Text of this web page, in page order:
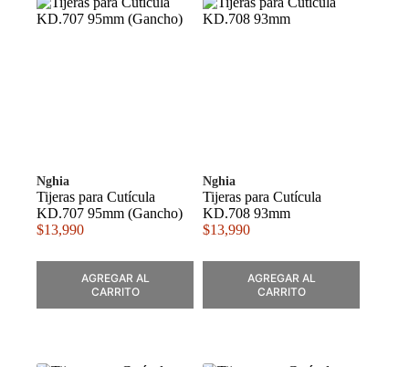
Nghia
Tijeras para Cutícula
KD.707 95mm (Gancho)
$13,990
AGREGAR AL
CARRITO
Nghia
Tijeras para Cutícula
KD.708 93mm
$13,990
AGREGAR AL
CARRITO